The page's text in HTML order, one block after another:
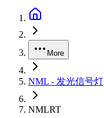
More
NML - 发光信号灯
NMLRT